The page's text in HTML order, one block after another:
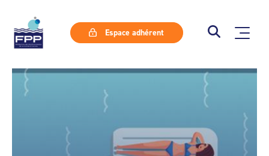
Espace adhérent